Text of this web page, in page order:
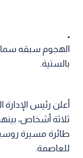
بالستية.
أعلن رئيس
ثلاثة أشخاص،
للعاصمة.